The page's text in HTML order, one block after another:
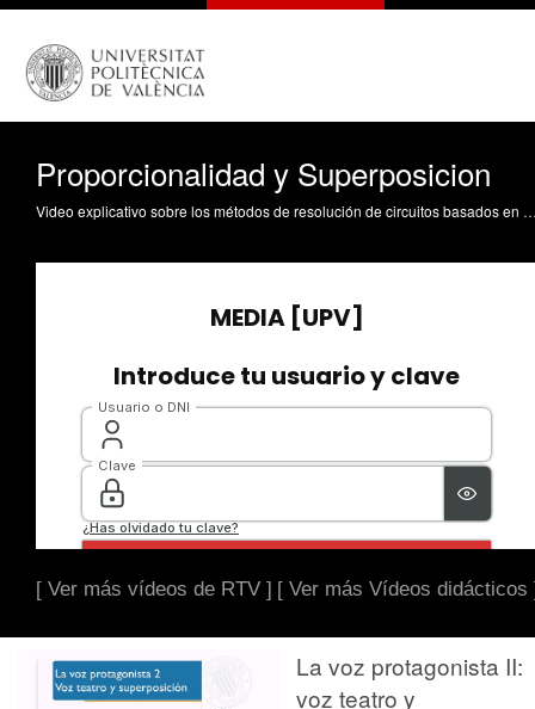
Proporcionalidad y Superposicion
Video explicativo sobre los métodos de resolución de circuitos basados en las propiedades de proporcionalidad y superposición. Marín-Roig
[ Ver más vídeos de RTV ] [ Ver más Vídeos didácticos
La voz protagonista II:
voz teatro y